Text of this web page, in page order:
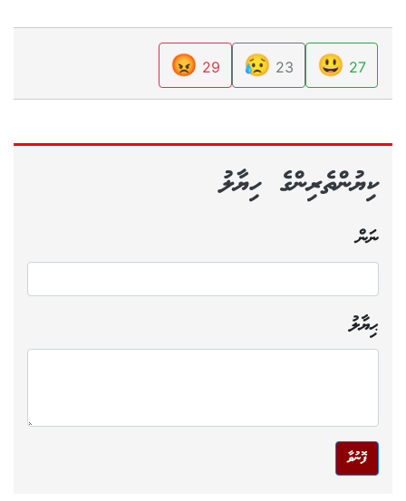
27
😃
23
😥
29
😡
ކިޔުންތެރިންގެ ހިޔާލު
ނަން
ޙިޔާލު
ފޮނުވާ